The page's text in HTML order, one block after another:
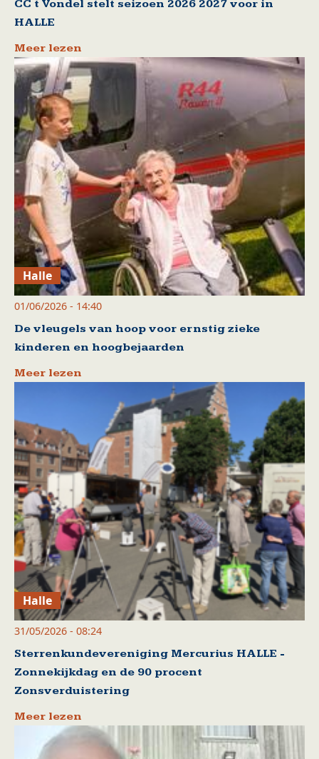
CC t Vondel stelt seizoen 2026 2027 voor in
HALLE
Meer lezen
Halle
01/06/2026 - 14:40
De vleugels van hoop voor ernstig zieke
kinderen en hoogbejaarden
Meer lezen
Halle
31/05/2026 - 08:24
Sterrenkundevereniging Mercurius HALLE -
Zonnekijkdag en de 90 procent
Zonsverduistering
Meer lezen